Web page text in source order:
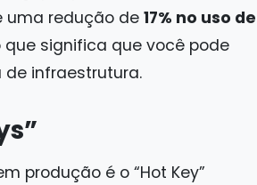
uma redução de 17% no uso de
que significa que você pode
infraestrutura.
produção é o “Hot Key”